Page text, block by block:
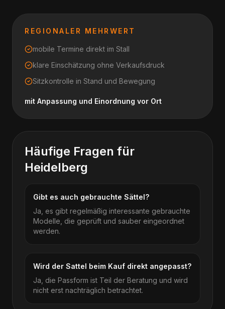
REGIONALER MEHRWERT
mobile Termine direkt im Stall
klare Einschätzung ohne Verkaufsdruck
Sitzkontrolle in Stand und Bewegung
mit Anpassung und Einordnung vor Ort
Häufige Fragen für
Heidelberg
Gibt es auch gebrauchte Sättel?
Ja, es gibt regelmäßig interessante gebrauchte
Modelle, die geprüft und sauber eingeordnet
werden.
Wird der Sattel beim Kauf direkt angepasst?
Ja, die Passform ist Teil der Beratung und wird
nicht erst nachträglich betrachtet.